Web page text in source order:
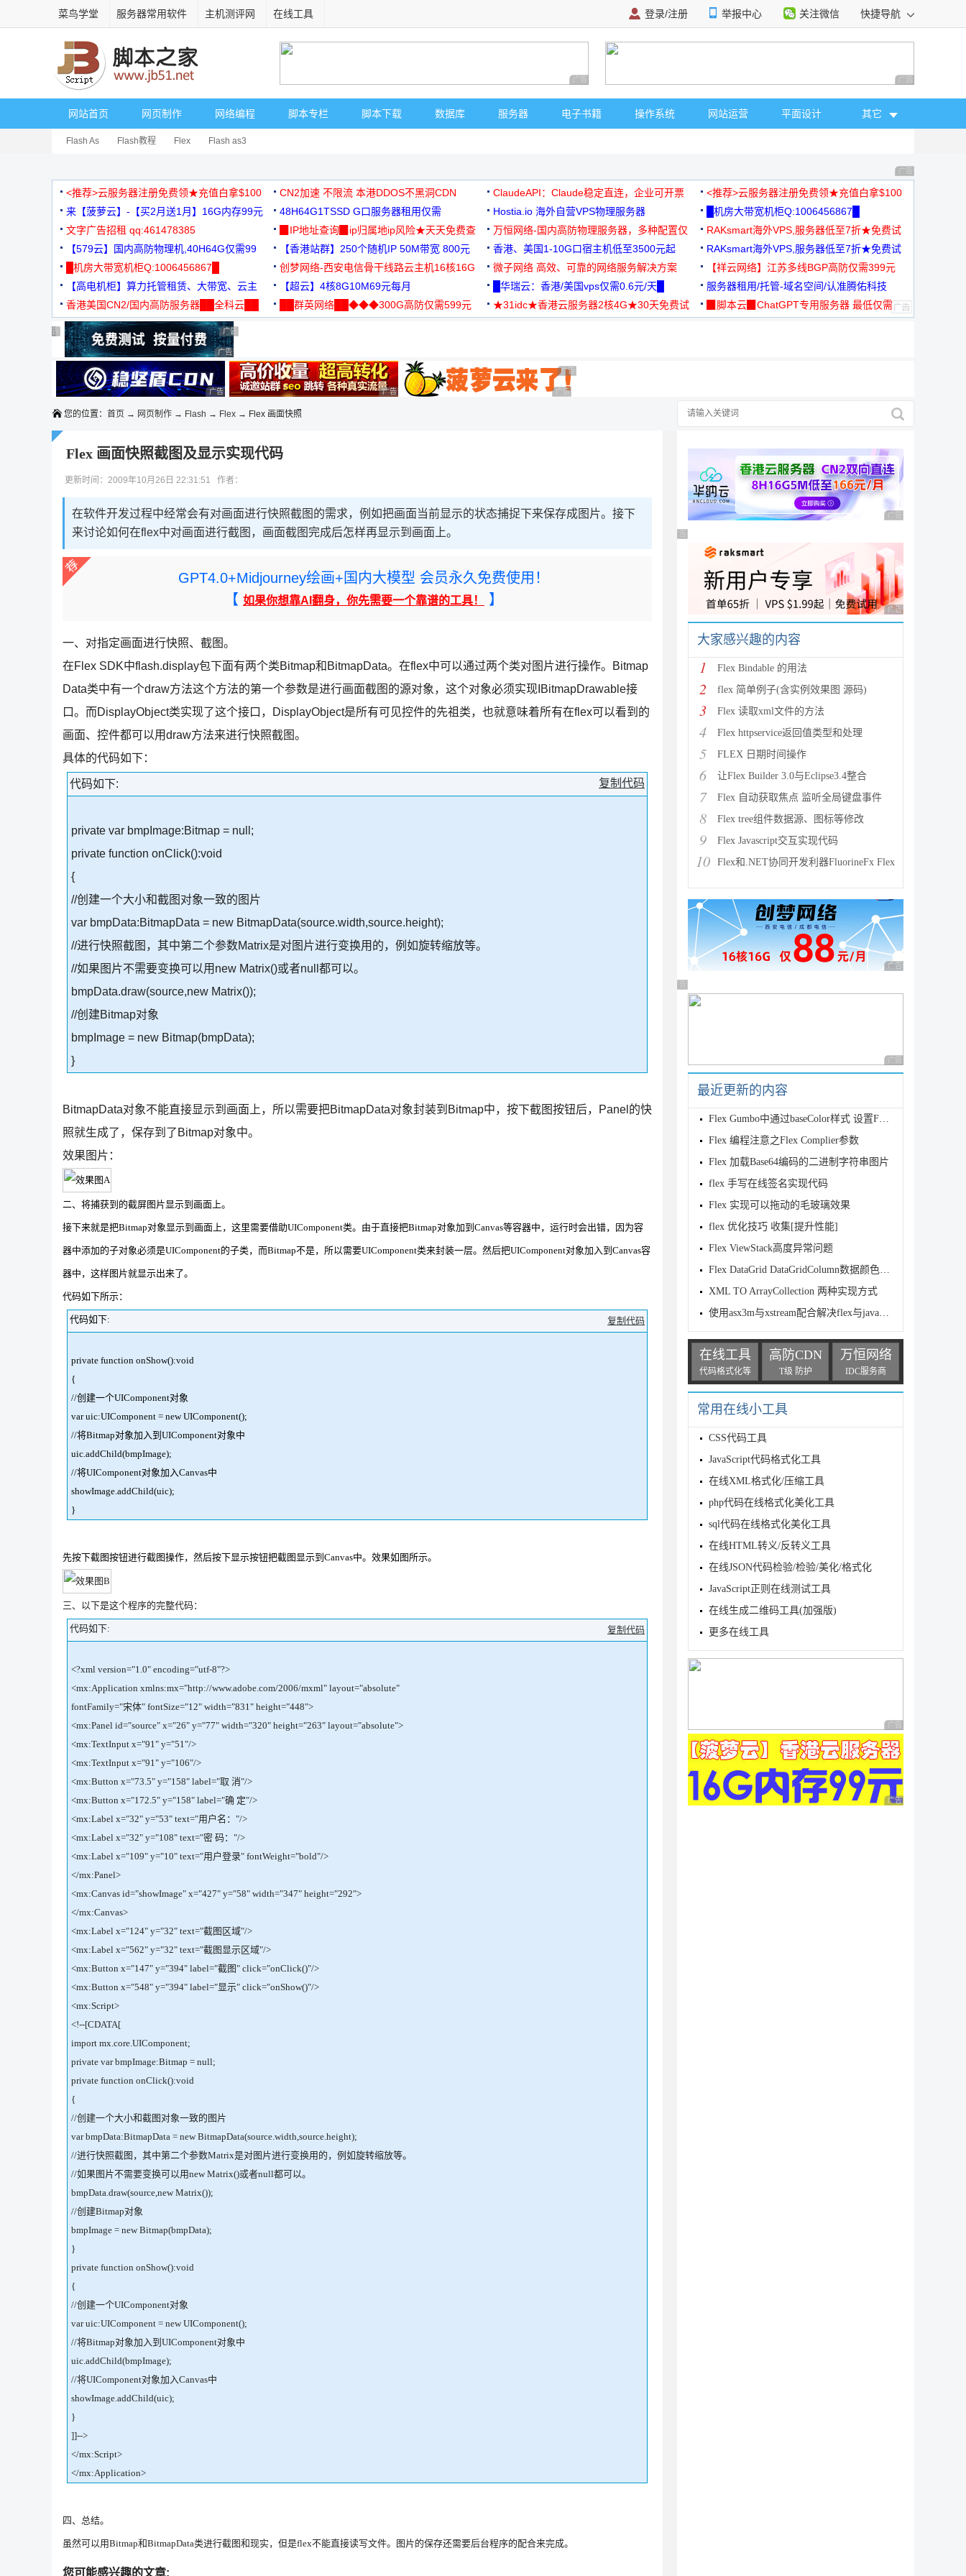
菜鸟学堂 服务器常用软件 主机测评网 在线工具 登录/注册 举报中心 关注微信 快捷导航
广告 商业广告，理性选择 广告 商业广告，理
网站首页 网页制作 网络编程 脚本专栏 脚本下载 数据库 服务器 电子书籍 操作系统 网站运营 平面设计 其它
Flash As Flash教程 Flex Flash as3
广告 商业广告，理
<推荐>云服务器注册免费领★充值白拿$100 CN2加速 不限流 本港DDOS不黑洞CDN ClaudeAPI：Claude稳定直连，企业可开票
<推荐>云服务器注册免费领★充值白拿$100
来【菠萝云】-【买2月送1月】16G内存99元
48H64G1TSSD G口服务器租用仅需
3000+可免费测试
Hostia.io 海外自营VPS物理服务器
█机房大带宽机柜Q:1006456867█
文字广告招租 qq:461478385
▉IP地址查询▉ip归属地ip风险★天天免费查
万恒网络-国内高防物理服务器，多种配置仅
99元/月起
RAKsmart海外VPS,服务器低至7折★免费试
用★
【579云】国内高防物理机,40H64G仅需99
元
【香港站群】250个随机IP 50M带宽 800元 香港、美国1-10G口宿主机低至3500元起
RAKsmart海外VPS,服务器低至7折★免费试
用★
█机房大带宽机柜Q:1006456867█
创梦网络-西安电信骨干线路云主机16核16G
88元/月
微子网络 高效、可靠的网络服务解决方案
【祥云网络】江苏多线BGP高防仅需399元
【高电机柜】算力托管租赁、大带宽、云主
机
【超云】4核8G10M69元每月 █华瑞云：香港/美国vps仅需0.6元/天█
服务器租用/托管-域名空间/认准腾佑科技
香港美国CN2/国内高防服务器██全科云██
██群英网络██◆◆◆300G高防仅需599元
★31idc★香港云服务器2核4G★30天免费试
▉脚本云▉ChatGPT专用服务器 最低仅需
广告 商业广告，理性选择
广告 商业广告，理性选择
广告 商业广告，理性选择
广告 商业广告，理性选择
广告 商业广告，理性选择
广告 商业广告，理性选择
广告 商业广告，理性选择 广告 商业广告，理性选择 广告 商业广告，理性选择
广告 商业广告，理性选择
您的位置： 首页 → 网页制作 → Flash → Flex → Flex 画面快照
Flex 画面快照截图及显示实现代码
更新时间：2009年10月26日 22:31:51 作者：
在软件开发过程中经常会有对画面进行快照截图的需求，例如把画面当前显示的状态捕捉下来保存成图片。接下
来讨论如何在flex中对画面进行截图，画面截图完成后怎样再显示到画面上。
GPT4.0+Midjourney绘画+国内大模型 会员永久免费使用！
【 如果你想靠AI翻身，你先需要一个靠谱的工具！ 】
一、对指定画面进行快照、截图。
在Flex SDK中flash.display包下面有两个类Bitmap和BitmapData。在flex中可以通过两个类对图片进行操作。Bitmap
Data类中有一个draw方法这个方法的第一个参数是进行画面截图的源对象，这个对象必须实现IBitmapDrawable接
口。而DisplayObject类实现了这个接口，DisplayObject是所有可见控件的先祖类，也就意味着所有在flex可以看到的
画面、控件都可以用draw方法来进行快照截图。
具体的代码如下：
复制代码
代码如下:
private var bmpImage:Bitmap = null;
private function onClick():void
{
//创建一个大小和截图对象一致的图片
var bmpData:BitmapData = new BitmapData(source.width,source.height);
//进行快照截图，其中第二个参数Matrix是对图片进行变换用的，例如旋转缩放等。
//如果图片不需要变换可以用new Matrix()或者null都可以。
bmpData.draw(source,new Matrix());
//创建Bitmap对象
bmpImage = new Bitmap(bmpData);
}
BitmapData对象不能直接显示到画面上，所以需要把BitmapData对象封装到Bitmap中，按下截图按钮后，Panel的快
照就生成了，保存到了Bitmap对象中。
效果图片：
二、将捕获到的截屏图片显示到画面上。
接下来就是把Bitmap对象显示到画面上，这里需要借助UIComponent类。由于直接把Bitmap对象加到Canvas等容器中，运行时会出错，因为容
器中添加的子对象必须是UIComponent的子类，而Bitmap不是，所以需要UIComponent类来封装一层。然后把UIComponent对象加入到Canvas容
器中，这样图片就显示出来了。
代码如下所示：
复制代码
代码如下:
private function onShow():void
{
//创建一个UIComponent对象
var uic:UIComponent = new UIComponent();
//将Bitmap对象加入到UIComponent对象中
uic.addChild(bmpImage);
//将UIComponent对象加入Canvas中
showImage.addChild(uic);
}
先按下截图按钮进行截图操作，然后按下显示按钮把截图显示到Canvas中。效果如图所示。
三、以下是这个程序的完整代码：
复制代码
代码如下:
<?xml version="1.0" encoding="utf-8"?>
<mx:Application xmlns:mx="http://www.adobe.com/2006/mxml" layout="absolute"
fontFamily="宋体" fontSize="12" width="831" height="448">
<mx:Panel id="source" x="26" y="77" width="320" height="263" layout="absolute">
<mx:TextInput x="91" y="51"/>
<mx:TextInput x="91" y="106"/>
<mx:Button x="73.5" y="158" label="取 消"/>
<mx:Button x="172.5" y="158" label="确 定"/>
<mx:Label x="32" y="53" text="用户名："/>
<mx:Label x="32" y="108" text="密 码："/>
<mx:Label x="109" y="10" text="用户登录" fontWeight="bold"/>
</mx:Panel>
<mx:Canvas id="showImage" x="427" y="58" width="347" height="292">
</mx:Canvas>
<mx:Label x="124" y="32" text="截图区域"/>
<mx:Label x="562" y="32" text="截图显示区域"/>
<mx:Button x="147" y="394" label="截图" click="onClick()"/>
<mx:Button x="548" y="394" label="显示" click="onShow()"/>
<mx:Script>
<!--[CDATA[
import mx.core.UIComponent;
private var bmpImage:Bitmap = null;
private function onClick():void
{
//创建一个大小和截图对象一致的图片
var bmpData:BitmapData = new BitmapData(source.width,source.height);
//进行快照截图，其中第二个参数Matrix是对图片进行变换用的，例如旋转缩放等。
//如果图片不需要变换可以用new Matrix()或者null都可以。
bmpData.draw(source,new Matrix());
//创建Bitmap对象
bmpImage = new Bitmap(bmpData);
}
private function onShow():void
{
//创建一个UIComponent对象
var uic:UIComponent = new UIComponent();
//将Bitmap对象加入到UIComponent对象中
uic.addChild(bmpImage);
//将UIComponent对象加入Canvas中
showImage.addChild(uic);
}
]]-->
</mx:Script>
</mx:Application>
四、总结。
虽然可以用Bitmap和BitmapData类进行截图和现实，但是flex不能直接读写文件。图片的保存还需要后台程序的配合来完成。
您可能感兴趣的文章:
广告 商业广告，理性
广告 商业广告，理性选择
广告 商业广告，理性
大家感兴趣的内容
1 Flex Bindable 的用法
2 flex 简单例子(含实例效果图 源码)
3 Flex 读取xml文件的方法
4 Flex httpservice返回值类型和处理
5 FLEX 日期时间操作
6 让Flex Builder 3.0与Eclipse3.4整合
7 Flex 自动获取焦点 监听全局键盘事件
8 Flex tree组件数据源、图标等修改
9 Flex Javascript交互实现代码
10 Flex和.NET协同开发利器FluorineFx Flex
广告 商业广告，理性
广告 商业广告，理性选择
广告 商业广告，理性
最近更新的内容
Flex Gumbo中通过baseColor样式 设置FxHScrollBa
Flex 编程注意之Flex Complier参数
Flex 加载Base64编码的二进制字符串图片
flex 手写在线签名实现代码
Flex 实现可以拖动的毛玻璃效果
flex 优化技巧 收集[提升性能]
Flex ViewStack高度异常问题
Flex DataGrid DataGridColumn数据颜色多样化-类型
XML TO ArrayCollection 两种实现方式
使用asx3m与xstream配合解决flex与java利用httpserv
在线工具
代码格式化等
高防CDN
T级 防护
万恒网络
IDC服务商
常用在线小工具
CSS代码工具
JavaScript代码格式化工具
在线XML格式化/压缩工具
php代码在线格式化美化工具
sql代码在线格式化美化工具
在线HTML转义/反转义工具
在线JSON代码检验/检验/美化/格式化
JavaScript正则在线测试工具
在线生成二维码工具(加强版)
更多在线工具
广告 商业广告，理性
广告 商业广告，理性